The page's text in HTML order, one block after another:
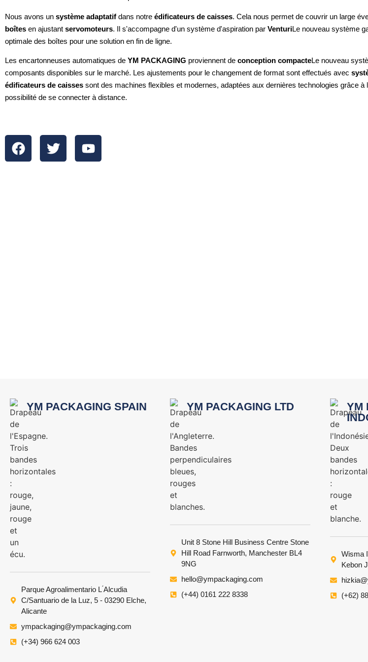
Nous avons un système adaptatif dans notre édificateurs de caisses. Cela nous permet de couvrir un large
boîtes en ajustant servomoteurs. Il s'accompagne d'un système d'aspiration par VenturiLe nouveau système
optimale des boîtes pour une solution en fin de ligne.
Les encartonneuses automatiques de YM PACKAGING proviennent de conception compacteLe nouveau
composants disponibles sur le marché. Les ajustements pour le changement de format sont effectués avec
édificateurs de caisses sont des machines flexibles et modernes, adaptées aux dernières technologies grâce à
possibilité de se connecter à distance.
YM PACKAGING SPAIN
Parque Agroalimentario L ́Alcudia
C/Santuario de la Luz, 5 - 03290 Elche,
Alicante
ympackaging@ympackaging.com
(+34) 966 624 003
YM PACKAGING LTD
Unit 8 Stone Hill Business Centre Stone
Hill Road Farnworth, Manchester BL4
9NG
hello@ympackaging.com
(+44) 0161 222 8338
YM
Wisma
Kebon
(+62)